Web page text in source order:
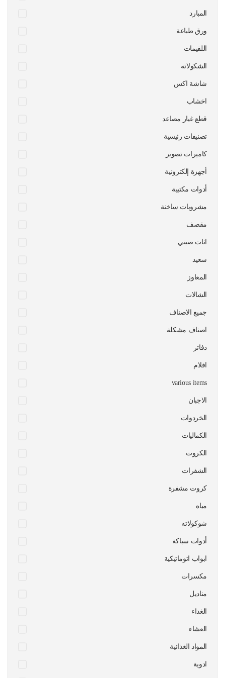
المبارد
ورق طباعة
اللقيمات
الشكولاته
شاشة اكس
اخشاب
قطع غيار مصاعد
تصنيفات رئيسية
كاميرات تصوير
أجهزة إلكترونية
أدوات مكتبية
مشروبات ساخنة
مقصف
اثاث صيني
سعيد
المعاوز
الشالات
جميع الاصناف
اصناف مشكلة
دفاتر
افلام
various items
الاجبان
الخردوات
الكماليات
الكروت
الشفرات
كروت مشفرة
مياه
شوكولاته
أدوات سباكة
ابواب اتوماتيكية
مكسرات
مناديل
الغداء
العشاء
المواد الغذائية
ادوية